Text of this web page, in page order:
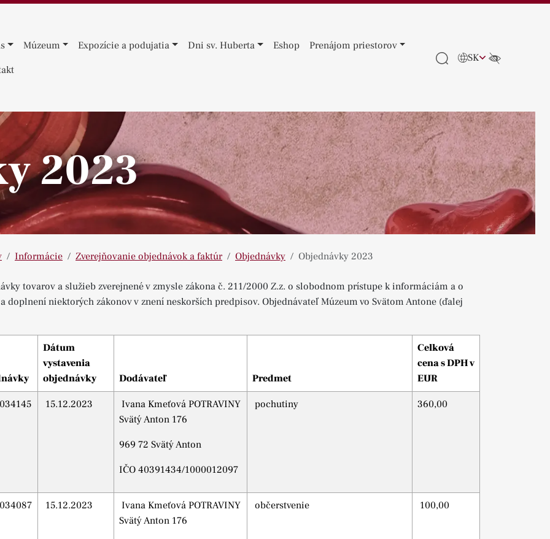
Múzeum Expozície a podujatia Dni sv. Huberta Eshop
Prenájom priestorov
SK
2023
Informácie Zverejňovanie objednávok a faktúr Objednávky Objednávky 2023
tovarov a služieb zverejnené v zmysle zákona č. 211/2000 Z.z. o slobodnom prístupe k informáciám a o
doplnení niektorých zákonov v znení neskorších predpisov. Objednávateľ Múzeum vo Svätom Antone (ďalej
Dátum
vystavenia
objednávky
Dodávateľ Predmet
Celková
cena s DPH v
EUR
15.12.2023
Ivana Kmeťová POTRAVINY
Svätý Anton 176
969 72 Svätý Anton
IČO 40391434/1000012097
pochutiny 360,00
15.12.2023
Ivana Kmeťová POTRAVINY
Svätý Anton 176
občerstvenie 100,00